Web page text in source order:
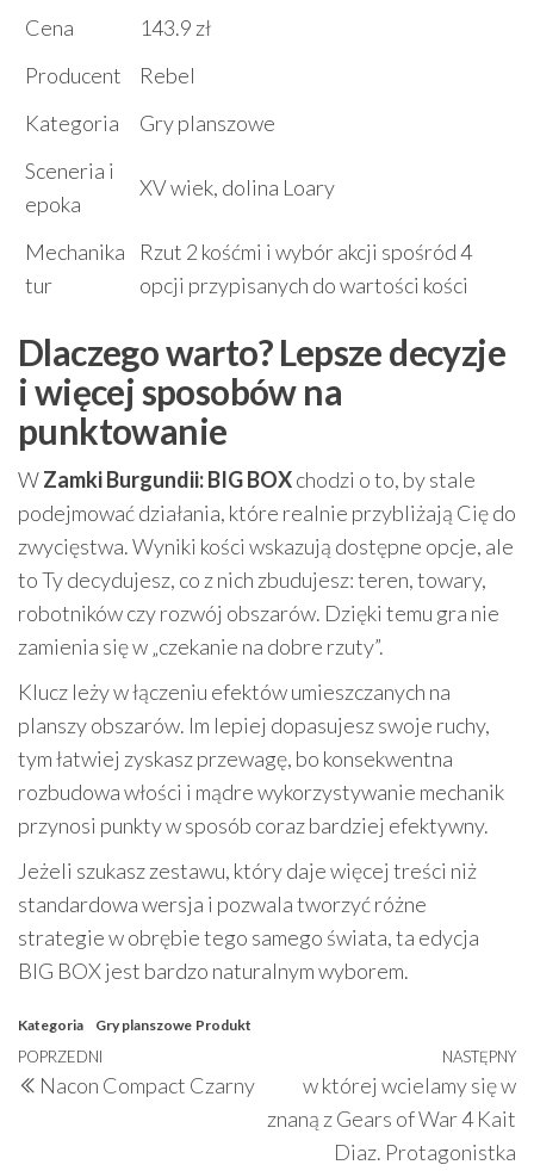
Cena
143.9 zł
Producent
Rebel
Kategoria
Gry planszowe
Sceneria i
epoka
XV wiek, dolina Loary
Mechanika
tur
Rzut 2 kośćmi i wybór akcji spośród 4
opcji przypisanych do wartości kości
Dlaczego warto? Lepsze decyzje
i więcej sposobów na
punktowanie
WZamki Burgundii: BIG BOXchodzi o to, by stale
podejmować działania, które realnie przybliżają Cię do
zwycięstwa. Wyniki kości wskazują dostępne opcje, ale
to Ty decydujesz, co z nich zbudujesz: teren, towary,
robotników czy rozwój obszarów. Dzięki temu gra nie
zamienia się w „czekanie na dobre rzuty”.
Klucz leży w łączeniu efektów umieszczanych na
planszy obszarów. Im lepiej dopasujesz swoje ruchy,
tym łatwiej zyskasz przewagę, bo konsekwentna
rozbudowa włości i mądre wykorzystywanie mechanik
przynosi punkty w sposób coraz bardziej efektywny.
Jeżeli szukasz zestawu, który daje więcej treści niż
standardowa wersja i pozwala tworzyć różne
strategie w obrębie tego samego świata, ta edycja
BIG BOX jest bardzo naturalnym wyborem.
Kategoria Gry planszowe Produkt
Nawigacja
wpisu
Poprzedni
wpis
POPRZEDNI
Nacon Compact Czarny
NASTĘPNY
w której wcielamy się w
znaną z Gears of War 4 Kait
Diaz. Protagonistka